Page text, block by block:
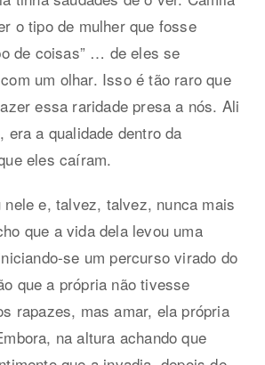
o tipo de mulher que fosse
de coisas” … de eles se
um olhar. Isso é tão raro que
essa raridade presa a nós. Ali
era a qualidade dentro da
eles caíram.
nele e, talvez, talvez, nunca mais
que a vida dela levou uma
se um percurso virado do
que a própria não tivesse
rapazes, mas amar, ela própria
na altura achando que